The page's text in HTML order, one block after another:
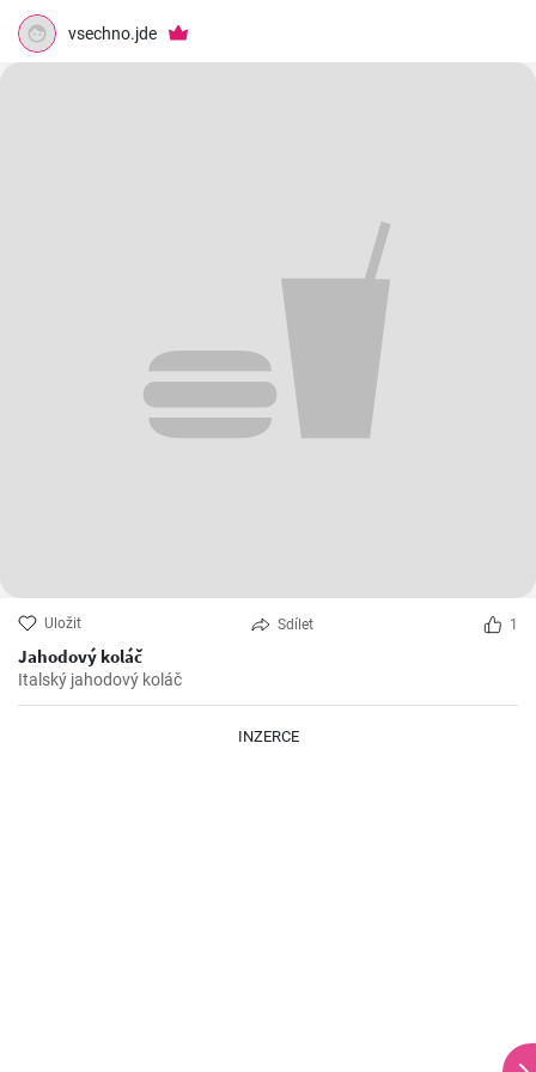
vsechno.jde
Uložit Sdílet 1
Jahodový koláč
Italský jahodový koláč
INZERCE